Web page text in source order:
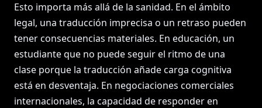
Esto importa más allá de la sanidad. En el ámbito
legal, una traducción imprecisa o un retraso pueden
tener consecuencias materiales. En educación, un
estudiante que no puede seguir el ritmo de una
clase porque la traducción añade carga cognitiva
está en desventaja. En negociaciones comerciales
internacionales, la capacidad de responder en